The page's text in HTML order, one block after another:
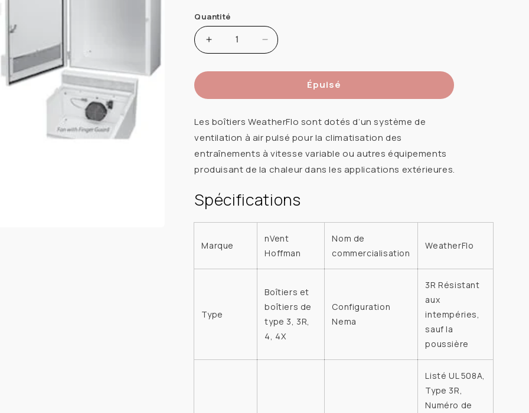
Quantité
Augmenter
quantité
HOFFMAN
WF10LP
WEATHERFLO
35X24X12
CEMA3R
AVEC
10HP
Réduire
quantité
HOFFMAN
WF10LP
WEATHERFLO
35X24X12
CEMA3R
AVEC
10HP
Épuisé
Les boîtiers WeatherFlo sont dotés d’un système de
ventilation à air pulsé pour la climatisation des
entraînements à vitesse variable ou autres équipements
produisant de la chaleur dans les applications extérieures.
Spécifications
Marque
nVent
Hoffman
Nom de
commercialisation
WeatherFlo
Type
Boîtiers et
boîtiers de
type 3, 3R,
4, 4X
Configuration
Nema
3R Résistant
aux
intempéries,
sauf la
poussière
Listé UL 508A,
Type 3R,
Numéro de